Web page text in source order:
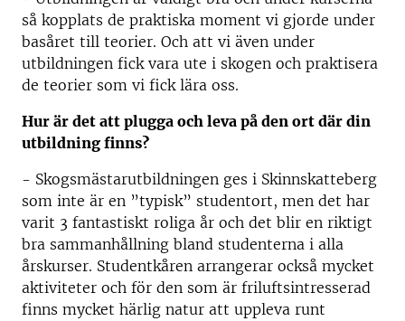
så kopplats de praktiska moment vi gjorde under
basåret till teorier. Och att vi även under
utbildningen fick vara ute i skogen och praktisera
de teorier som vi fick lära oss.
Hur är det att plugga och leva på den ort där din
utbildning finns?
- Skogsmästarutbildningen ges i Skinnskatteberg
som inte är en ”typisk” studentort, men det har
varit 3 fantastiskt roliga år och det blir en riktigt
bra sammanhållning bland studenterna i alla
årskurser. Studentkåren arrangerar också mycket
aktiviteter och för den som är friluftsintresserad
finns mycket härlig natur att uppleva runt